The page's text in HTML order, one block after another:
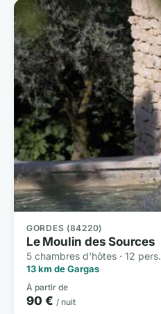
GORDES (84220)
Le Moulin des Sources
5 chambres d'hôtes · 12 pers.
13 km de Gargas
À partir de
90 € / nuit